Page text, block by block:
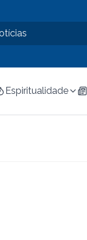
Espiritualidade